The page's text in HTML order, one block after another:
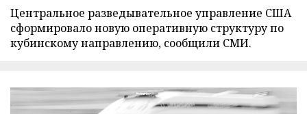
Центральное разведывательное управление США
сформировало новую оперативную структуру по
кубинскому направлению, сообщили СМИ.